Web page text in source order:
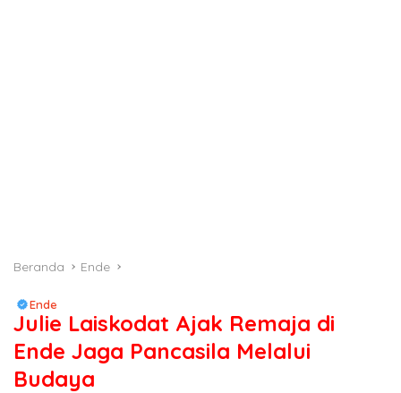
Beranda Ende
Ende
Julie Laiskodat Ajak Remaja di
Ende Jaga Pancasila Melalui
Budaya